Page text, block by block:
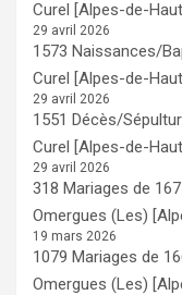
Curel [Alpes-de-
29 avril 2026
1573 Naissances/
Curel [Alpes-de-
29 avril 2026
1551 Décès/
Curel [Alpes-de-
29 avril 2026
318 Mariages de
Omergues (Les)
19 mars 2026
1079 Mariages de
Omergues (Les)